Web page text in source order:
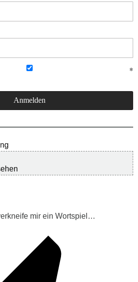
mir ein Wortspiel…